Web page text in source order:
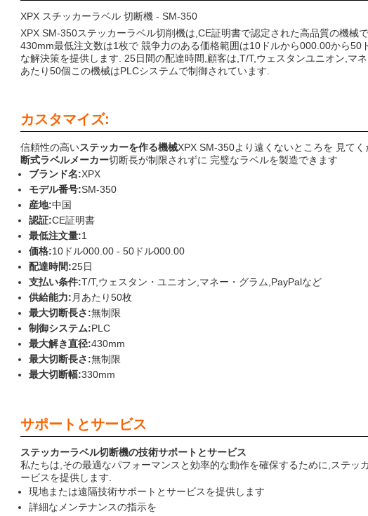
XPX スチッカーラベル 切断機 - SM-350
XPX SM-350ステッカーラベル切削機は,CE証明書で認定された高品質の機械
430mm最低注文数は1枚で 競争力のある価格範囲は10ドルから000.00から
な解決策を提供します. 25日間の配達時間,顧客は,T/T,ウェスタンユニオン,マ
あたり50個この機械はPLCシステムで制御されています.
カスタマイズ:
信頼性の高いステッカーを作る機械XPX SM-350より遠くないところを 見てく
断式ラベルメーカー切断長が制限されずに 完璧なラベルを製造できます
ブランド名:XPX
モデル番号:SM-350
産地:中国
認証:CE証明書
最低注文量:1
価格:10ドル000.00 - 50ドル000.00
配達時間:25日
支払い条件:T/T,ウェスタン・ユニオン,マネー・グラム,PayPalなど
供給能力: 月あたり50枚
最大切断長さ:無制限
制御システム:PLC
最大解き直径:430mm
最大切断長さ:無制限
最大切断幅:330mm
サポートとサービス
ステッカーラベル切断機の技術サポートとサービス
私たちは,その最適なパフォーマンスと効率的な動作を確保するために,ステ
ービスを提供します.
現地または遠隔技術サポートとサービスを提供します
詳細なメンテナンスの指示を